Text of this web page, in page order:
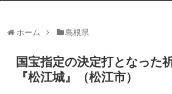
ホーム 島根県
国宝指定の決定打となった
『松江城』（松江市）